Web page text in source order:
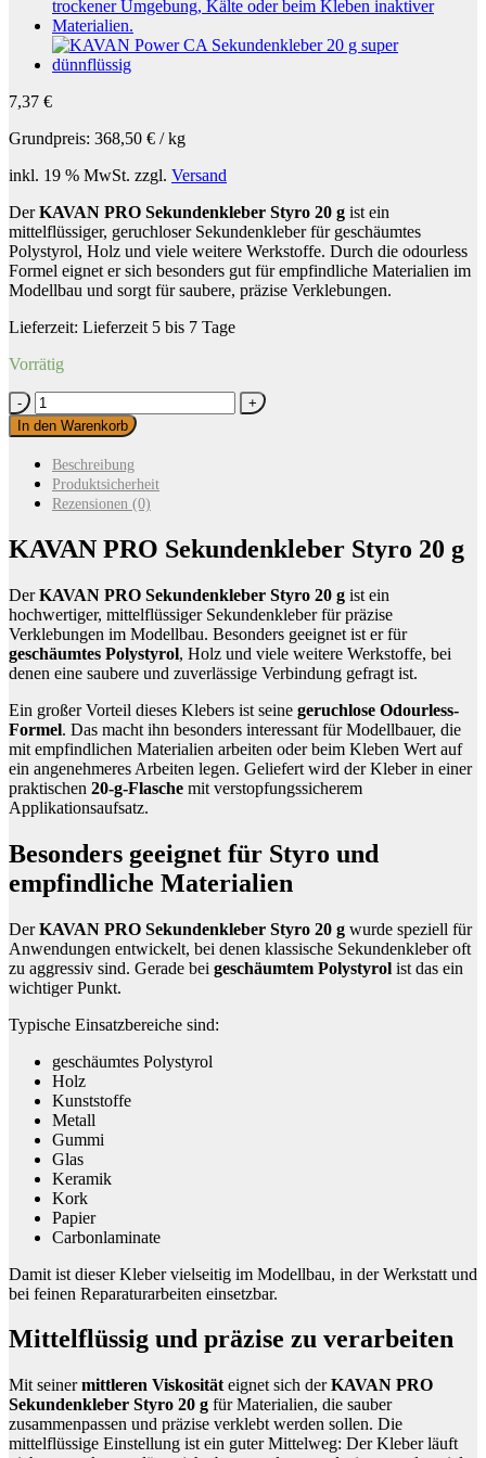
7,37 €
Grundpreis: 368,50 € /kg
inkl. 19 % MwSt. zzgl. Versand
DerKAVAN PRO Sekundenkleber Styro 20 g ist ein
mittelflüssiger, geruchloser Sekundenkleber für geschäumtes
Polystyrol, Holz und viele weitere Werkstoffe. Durch die odourless
Formel eignet er sich besonders gut für empfindliche Materialien im
Modellbau und sorgt für saubere, präzise Verklebungen.
Lieferzeit: Lieferzeit 5 bis 7 Tage
Vorrätig
KAVAN
PRO
Sekundenkleber
Styro
20
g
Menge
In den Warenkorb
Beschreibung
Produktsicherheit
Rezensionen (0)
KAVAN PRO Sekundenkleber Styro 20 g
DerKAVAN PRO Sekundenkleber Styro 20 g ist ein
hochwertiger, mittelflüssiger Sekundenkleber für präzise
Verklebungen im Modellbau. Besonders geeignet ist er für
geschäumtes Polystyrol, Holz und viele weitere Werkstoffe, bei
denen eine saubere und zuverlässige Verbindung gefragt ist.
Ein großer Vorteil dieses Klebers ist seine geruchlose Odourless-
Formel. Das macht ihn besonders interessant für Modellbauer, die
mit empfindlichen Materialien arbeiten oder beim Kleben Wert auf
ein angenehmeres Arbeiten legen. Geliefert wird der Kleber in einer
praktischen 20-g-Flasche mit verstopfungssicherem
Applikationsaufsatz.
Besonders geeignet für Styro und
empfindliche Materialien
DerKAVAN PRO Sekundenkleber Styro 20 g wurde speziell für
Anwendungen entwickelt, bei denen klassische Sekundenkleber oft
zu aggressiv sind. Gerade bei geschäumtem Polystyrol ist das ein
wichtiger Punkt.
Typische Einsatzbereiche sind:
geschäumtes Polystyrol
Holz
Kunststoffe
Metall
Gummi
Glas
Keramik
Kork
Papier
Carbonlaminate
Damit ist dieser Kleber vielseitig im Modellbau, in der Werkstatt und
bei feinen Reparaturarbeiten einsetzbar.
Mittelflüssig und präzise zu verarbeiten
Mit seinermittleren Viskosität eignet sich derKAVAN PRO
Sekundenkleber Styro 20 g für Materialien, die sauber
zusammenpassen und präzise verklebt werden sollen. Die
mittelflüssige Einstellung ist ein guter Mittelweg: Der Kleber läuft